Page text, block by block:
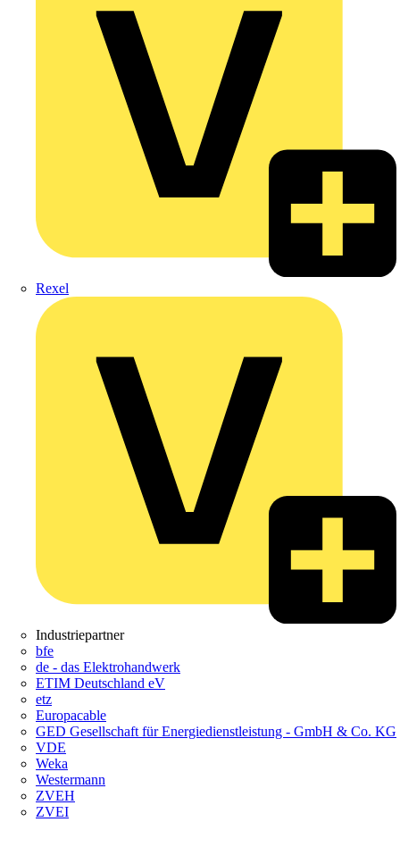
Rexel
Industriepartner
bfe
de - das Elektrohandwerk
ETIM Deutschland eV
etz
Europacable
GED Gesellschaft für Energiedienstleistung - GmbH & Co. KG
VDE
Weka
Westermann
ZVEH
ZVEI